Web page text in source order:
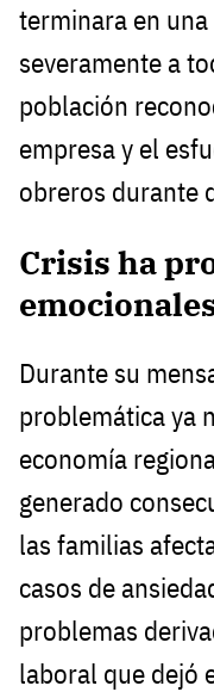
terminara en
severamente a
población
empresa y el
obreros durante
Crisis ha
Durante su
problemática ya
economía
generado
las familias
casos de
problemas
laboral que dejó